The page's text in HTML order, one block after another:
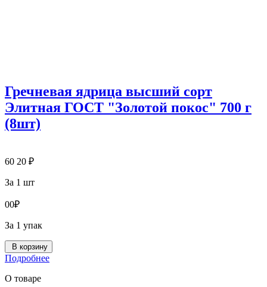
Гречневая ядрица высший сорт
Элитная ГОСТ "Золотой покос" 700 г
(8шт)
60 20 ₽
За 1 шт
00₽
За 1 упак
В корзину
Подробнее
О товаре